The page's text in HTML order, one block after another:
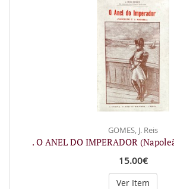
GOMES, J. Reis
. O ANEL DO IMPERADOR
15.00€
Ver Item